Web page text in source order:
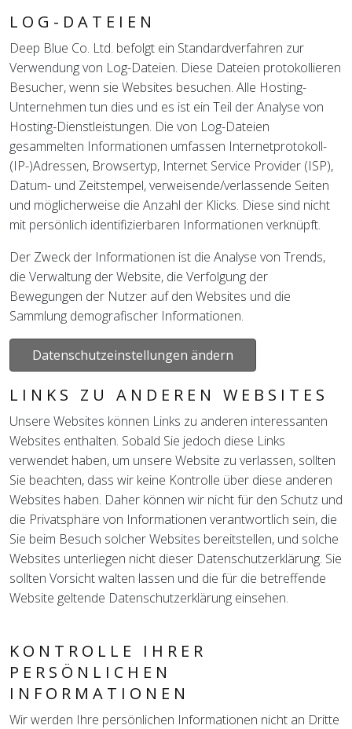
LOG-DATEIEN
Deep Blue Co. Ltd. befolgt ein Standardverfahren zur
Verwendung von Log-Dateien. Diese Dateien protokollieren
Besucher, wenn sie Websites besuchen. Alle Hosting-
Unternehmen tun dies und es ist ein Teil der Analyse von
Hosting-Dienstleistungen. Die von Log-Dateien
gesammelten Informationen umfassen Internetprotokoll-
(IP-)Adressen, Browsertyp, Internet Service Provider (ISP),
Datum- und Zeitstempel, verweisende/verlassende Seiten
und möglicherweise die Anzahl der Klicks. Diese sind nicht
mit persönlich identifizierbaren Informationen verknüpft.
Der Zweck der Informationen ist die Analyse von Trends,
die Verwaltung der Website, die Verfolgung der
Bewegungen der Nutzer auf den Websites und die
Sammlung demografischer Informationen.
Datenschutzeinstellungen ändern
LINKS ZU ANDEREN WEBSITES
Unsere Websites können Links zu anderen interessanten
Websites enthalten. Sobald Sie jedoch diese Links
verwendet haben, um unsere Website zu verlassen, sollten
Sie beachten, dass wir keine Kontrolle über diese anderen
Websites haben. Daher können wir nicht für den Schutz und
die Privatsphäre von Informationen verantwortlich sein, die
Sie beim Besuch solcher Websites bereitstellen, und solche
Websites unterliegen nicht dieser Datenschutzerklärung. Sie
sollten Vorsicht walten lassen und die für die betreffende
Website geltende Datenschutzerklärung einsehen.
KONTROLLE IHRER
PERSÖNLICHEN
INFORMATIONEN
Wir werden Ihre persönlichen Informationen nicht an Dritte